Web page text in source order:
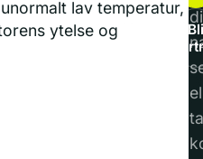
lav temperatur,
ytelse og
ta
Bli